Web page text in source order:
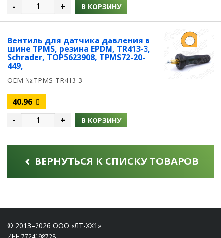
- + В КОРЗИНУ
Вентиль для датчика давления в
шине TPMS, резина EPDM, TR413-3,
Schrader, TOP5623908, TPMS72-20-
449,
OEM №:TPMS-TR413-3
40.96
- + В КОРЗИНУ
ВЕРНУТЬСЯ К СПИСКУ ТОВАРОВ
© 2013–2026 ООО «ЛТ-ХХ1»
ИНН 7724198728